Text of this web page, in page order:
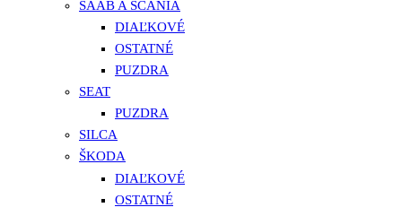
SAAB A SCANIA
DIAĽKOVÉ
OSTATNÉ
PUZDRA
SEAT
PUZDRA
SILCA
ŠKODA
DIAĽKOVÉ
OSTATNÉ